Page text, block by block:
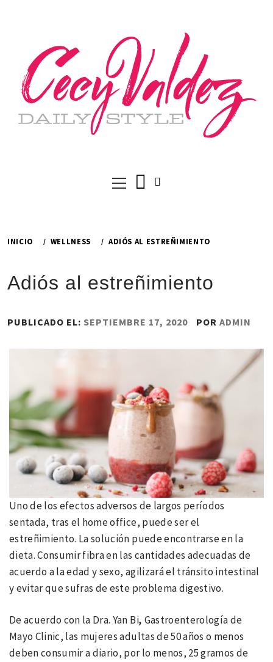
Menú
principal
INICIO WELLNESS ADIÓS AL ESTREÑIMIENTO
Adiós al estreñimiento
PUBLICADO EL: SEPTIEMBRE 17, 2020 POR ADMIN
Uno de los efectos adversos de largos períodos
sentada, tras el home office, puede ser el
estreñimiento. La solución puede encontrarse en la
dieta. Consumir fibra en las cantidades adecuadas de
acuerdo a la edad y sexo, agilizará el tránsito intestinal
y evitar que sufras de este problema digestivo.
De acuerdo con la Dra. Yan Bi, Gastroenterología de
Mayo Clinic, las mujeres adultas de 50 años o menos
deben consumir a diario, por lo menos, 25 gramos de